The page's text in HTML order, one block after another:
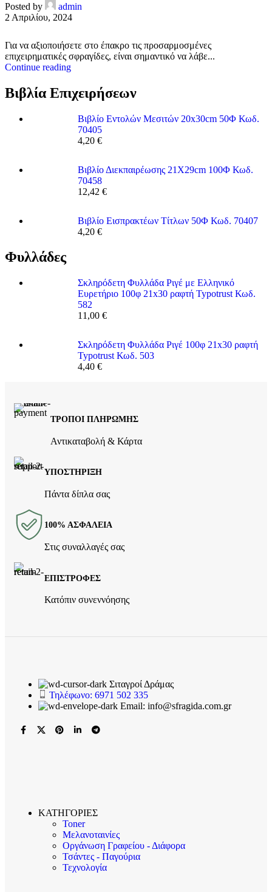
Posted by
admin
2 Απριλίου, 2024
Για να αξιοποιήσετε στο έπακρο τις προσαρμοσμένες
επιχειρηματικές σφραγίδες, είναι σημαντικό να λάβε...
Continue reading
Βιβλία Επιχειρήσεων
Βιβλίο Εντολών Μεσιτών 20x30cm 50Φ Κωδ.
70405
4,20 €
Βιβλίο Διεκπαιρέωσης 21Χ29cm 100Φ Κωδ.
70458
12,42 €
Βιβλίο Εισπρακτέων Τίτλων 50Φ Κωδ. 70407
4,20 €
Φυλλάδες
Σκληρόδετη Φυλλάδα Ριγέ με Ελληνικό
Ευρετήριο 100φ 21x30 ραφτή Typotrust Κωδ.
582
11,00 €
Σκληρόδετη Φυλλάδα Ριγέ 100φ 21x30 ραφτή
Typotrust Κωδ. 503
4,40 €
ΤΡΟΠΟΙ ΠΛΗΡΩΜΗΣ
Αντικαταβολή & Κάρτα
ΥΠΟΣΤΗΡΙΞΗ
Πάντα δίπλα σας
100% ΑΣΦΑΛΕΙΑ
Στις συναλλαγές σας
ΕΠΙΣΤΡΟΦΕΣ
Κατόπιν συνεννόησης
Σιταγροί Δράμας
Τηλέφωνο: 6971 502 335
Email: info@sfragida.com.gr
ΚΑΤΗΓΟΡΙΕΣ
Toner
Μελανοταινίες
Οργάνωση Γραφείου - Διάφορα
Τσάντες - Παγούρια
Τεχνολογία